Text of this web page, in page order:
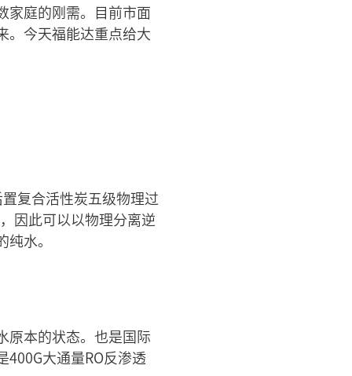
家庭的刚需。目前市面
。今天福能达重点给大
复合活性炭五级物理过
因此可以以物理分离逆
水。
原本的状态。也是国际
大通量RO反渗透